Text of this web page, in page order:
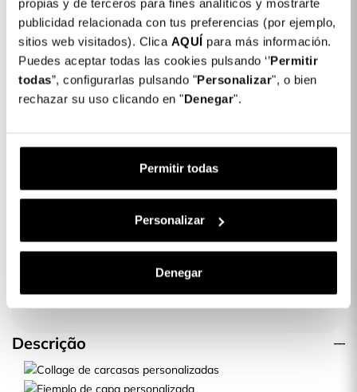
propias y de terceros para fines analíticos y mostrarte
publicidad relacionada con tus preferencias (por ejemplo,
sitios web visitados). Clica AQUÍ para más información.
Puedes aceptar todas las cookies pulsando ‘’Permitir
todas”, configurarlas pulsando "Personalizar", o bien
rechazar su uso clicando en "Denegar".
Permitir todas
Personalizar
Denegar
1. Selecione a marca
2. Selecione o modelo
Textos personalizados
Imagens personalizadas
Descrição